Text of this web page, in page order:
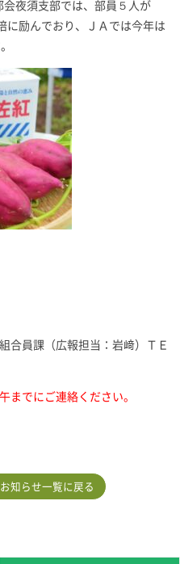
会夜須支部では、部員５人が
に励んでおり、ＪＡでは今年は
員課（広報担当：岩﨑）ＴＥ
までにご連絡ください。
知らせ一覧に戻る